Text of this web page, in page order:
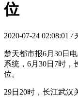
位
2020-07-24 02:08:01 /
楚天都市报6月30日
系统，6月30日7时，
位。
29日20时，长江武汉